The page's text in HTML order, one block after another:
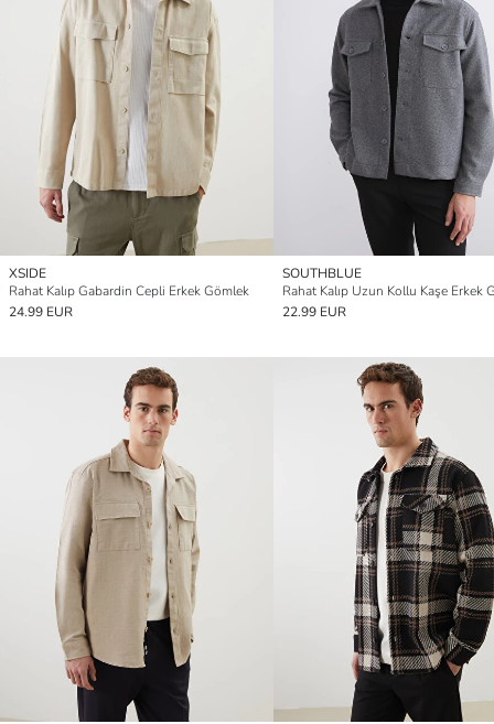
XSIDE
Rahat Kalıp Gabardin Cepli Erkek Gömlek
24.99 EUR
SOUTHBLUE
22.99 EUR